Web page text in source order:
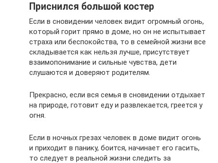
Приснился большой костер
Если в сновидении человек видит огромный огонь,
который горит прямо в доме, но он не испытывает
страха или беспокойства, то в семейной жизни все
складывается как нельзя лучше, присутствует
взаимопонимание и сильные чувства, дети
слушаются и доверяют родителям.
Прекрасно, если вся семья в сновидении отдыхает
на природе, готовит еду и развлекается, греется у
огня.
Если в ночных грезах человек в доме видит огонь
и приходит в панику, боится, начинает его гасить,
то следует в реальной жизни следить за